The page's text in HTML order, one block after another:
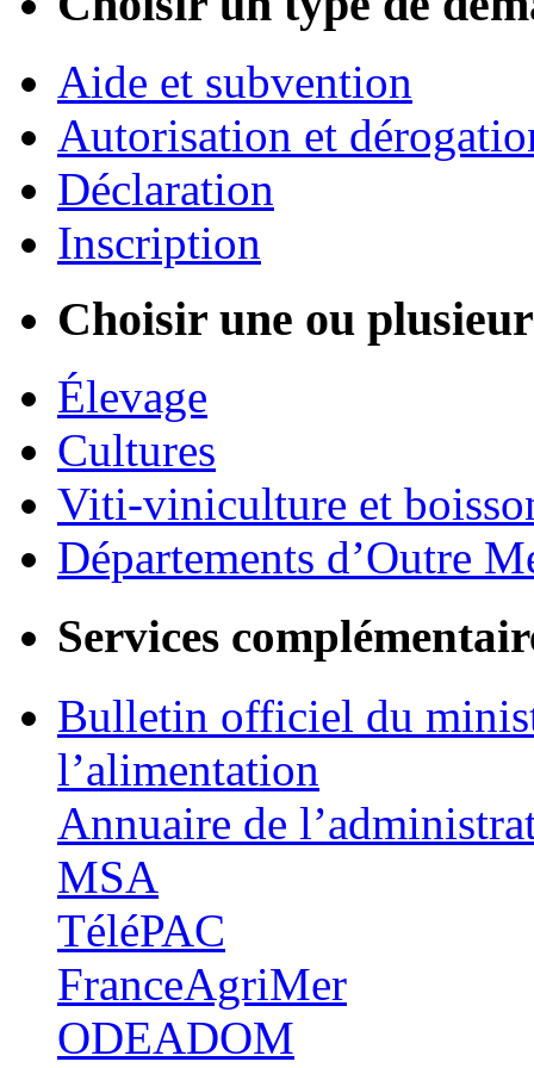
Aide et subvention
Autorisation et
Déclaration
Inscription
Choisir une ou
Élevage
Cultures
Viti-viniculture et
Départements d’Outre
Services
Bulletin officiel du
l’alimentation
Annuaire de
MSA
TéléPAC
FranceAgriMer
ODEADOM